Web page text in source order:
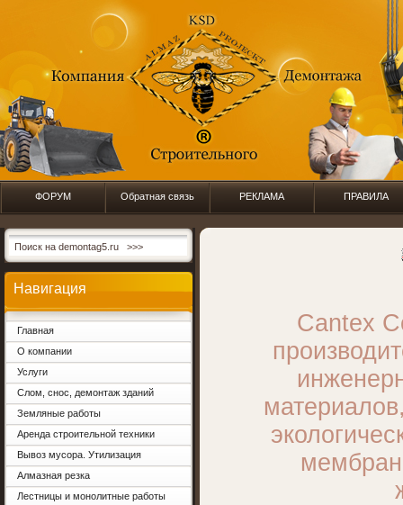
ФОРУМ Обратная связь РЕКЛАМА ПРАВИЛА
Навигация
Главная
О компании
Услуги
Слом, снос, демонтаж зданий
Земляные работы
Аренда строительной техники
Вывоз мусора. Утилизация
Алмазная резка
Лестницы и монолитные работы
Cantex